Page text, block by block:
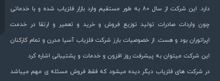
دارد. این شرکت از سال ۸۰ به طور مستقیم وارد بازار فلزیاب شده و با خدماتی
چون واردات صادرات تولید توزیع فروش و خرید و تعمیر و ارتقا در خدمت
اپراتوران بود و هست. از خصوصیات بارز شرکت فلزیاب آسیا مدرن و تمام کارکنان
این شرکت میتوان به پیشرفت روز افزون و خدمات و پشتیبانی اشاره کرد
در شرکت های فلزیاب دیگر دیده میشود که فقط فروش مسئله ی مهم میباشد